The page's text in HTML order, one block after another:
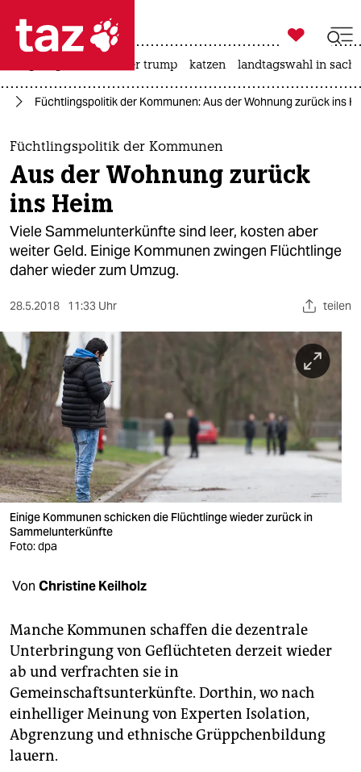
 taz zahl ich
taz zahl ich
themen
politik
öko
gesellschaft
sport
berlin
nord
wahrheit
verlag
verlag
veranstaltungen
unterstützen
abo
genossenschaft
epaper login

taz zahl ich
usa unter trump katzen landtagswahl in
Füchtlingspolitik der Kommunen: Aus der Wohnung zurück ins
Füchtlingspolitik der Kommunen
Aus der Wohnung zurück
ins Heim
Viele Sammelunterkünfte sind leer, kosten aber
weiter Geld. Einige Kommunen zwingen Flüchtlinge
daher wieder zum Umzug.
28.5.2018 11:33 Uhr teilen
Einige Kommunen schicken die Flüchtlinge wieder zurück in
Sammelunterkünfte
Foto: dpa
Von Christine Keilholz
Manche Kommunen schaffen die dezentrale
Unterbringung von Geflüchteten derzeit wieder
ab und verfrachten sie in
Gemeinschaftsunterkünfte. Dorthin, wo nach
einhelliger Meinung von Experten Isolation,
Abgrenzung und ethnische Grüppchenbildung
lauern.